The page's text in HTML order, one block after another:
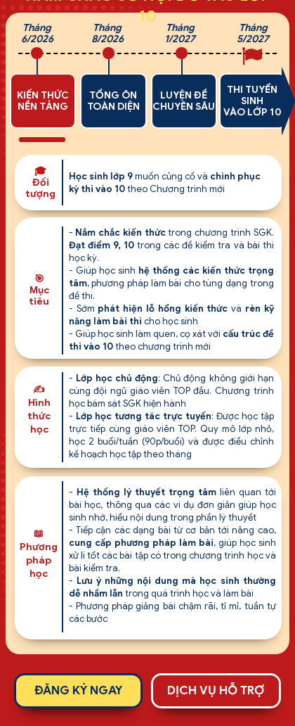
🎓
Đối
tượng
Học sinh lớp 9muốn củng cố và chinh phục
kỳ thi vào 10theo Chương trình mới
🎯
Mục
tiêu
- Nắm chắc kiến thứctrong chương trình SGK.
Đạt điểm 9, 10trong các đề kiểm tra và bài thi
học kỳ.
- Giúp học sinh hệ thống các kiến thức trọng
tâm, phương pháp làm bài cho tùng dạng trong
đề thi.
- Sớm phát hiện lỗ hổng kiến thức và rèn kỹ
năng làm bài thi cho học sinh
- Giúp học sinh làm quen, cọ xát với cấu trúc đề
thi vào 10theo chương trình mới
📖
Phương
pháp
học
- Hệ thống lý thuyết trọng tâmliên quan tới
bài học, thông qua các ví dụ đơn giản giúp học
sinh nhớ, hiểu nội dung trong phần lý thuyết
- Tiếp cận các dạng bài từ cơ bản tới nâng cao,
cung cấp phương pháp làm bài, giúp học sinh
xử lí tốt các bài tập có trong chương trình học và
bài kiểm tra.
- Lưu ý những nội dung mà học sinh thường
dễ nhầm lẫn trong quá trình học và làm bài
- Phương pháp giảng bài chậm rãi, tỉ mỉ, tuần tự
các bước
✍️
Hình
thức
học
- Lớp học chủ động: Chủ động không giới hạn
cùng đội ngũ giáo viên TOP đầu. Chương trình
học bám sát SGK hiện hành
- Lớp học tương tác trực tuyến: Được học tập
trực tiếp cùng giáo viên TOP. Quy mô lớp nhỏ,
học 2 buổi/tuần (90p/buổi) và được điều chỉnh
kế hoạch học tập theo tháng
10
KIẾN THỨC
NỀN TẢNG
TỔNG ÔN
TOÀN DIỆN
LUYỆN ĐỀ
CHUYÊN SÂU
THI TUYỂN
SINH
VÀO LỚP 10
ĐĂNG KÝ NGAY DỊCH VỤ HỖ TRỢ
Tháng
5/2027
Tháng
8/2026
Tháng
6/2026
Tháng
1/2027